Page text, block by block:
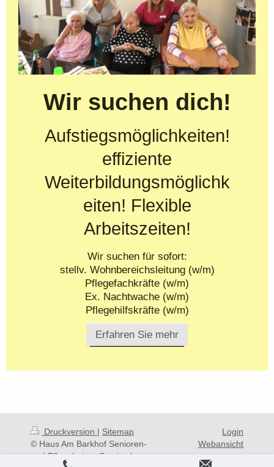
Wir suchen dich!
Aufstiegsmöglichkeiten!
effiziente
Weiterbildungsmöglichk
eiten! Flexible
Arbeitszeiten!
Wir suchen für sofort:
stellv. Wohnbereichsleitung (w/m)
Pflegefachkräfte (w/m)
Ex. Nachtwache (w/m)
Pflegehilfskräfte (w/m)
Erfahren Sie mehr
Druckversion | Sitemap
© Haus Am Barkhof Senioren-
und Pflegeheim - Service by
Login
Webansicht